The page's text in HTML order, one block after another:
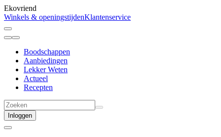
Ekovriend
Winkels & openingstijdenKlantenservice
Boodschappen
Aanbiedingen
Lekker Weten
Actueel
Recepten
Inloggen